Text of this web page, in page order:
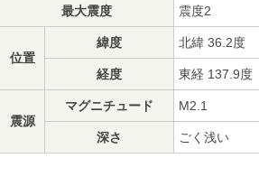
最大震度 震度2
位置
緯度 北緯 36.2度
経度 東経 137.9度
震源
マグニチュード M2.1
深さ ごく浅い